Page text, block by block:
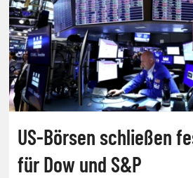
US-Börsen schließen
für Dow und S&P